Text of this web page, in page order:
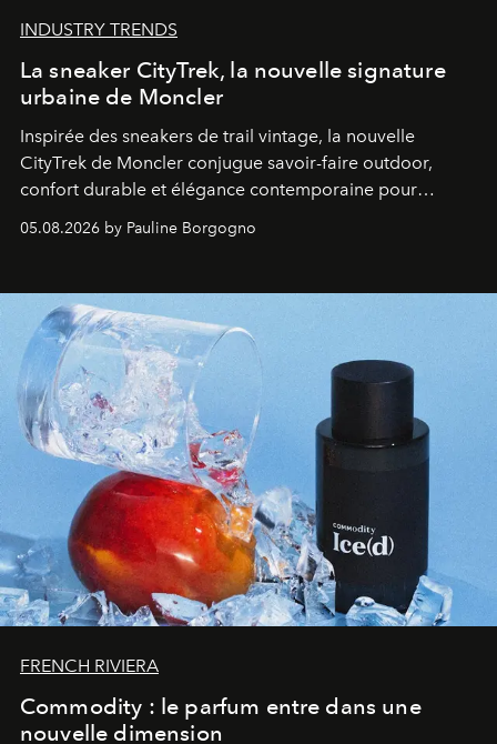
INDUSTRY TRENDS
La sneaker CityTrek, la nouvelle signature
urbaine de Moncler
Inspirée des sneakers de trail vintage, la nouvelle
CityTrek de Moncler conjugue savoir-faire outdoor,
confort durable et élégance contemporaine pour
accompagner les explorations du quotidien.
05.08.2026 by Pauline Borgogno
FRENCH RIVIERA
Commodity : le parfum entre dans une
nouvelle dimension